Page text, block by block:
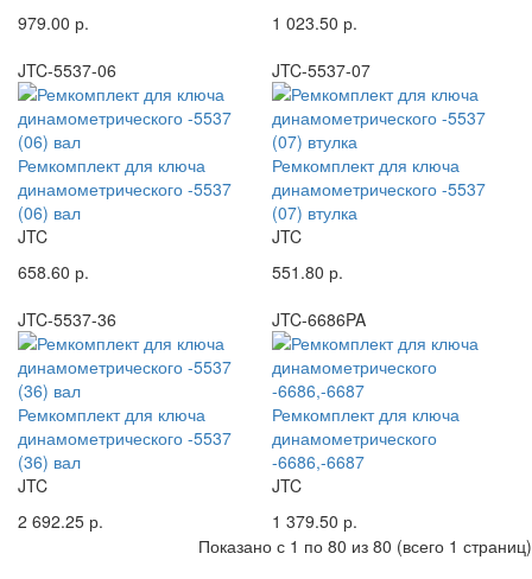
979.00 р.
1 023.50 р.
JTC-5537-06
Ремкомплект для ключа
динамометрического -5537
(06) вал
JTC
658.60 р.
JTC-5537-07
Ремкомплект для ключа
динамометрического -5537
(07) втулка
JTC
551.80 р.
JTC-5537-36
Ремкомплект для ключа
динамометрического -5537
(36) вал
JTC
2 692.25 р.
JTC-6686PA
Ремкомплект для ключа
динамометрического
-6686,-6687
JTC
1 379.50 р.
Показано с 1 по 80 из 80 (всего 1 страниц)